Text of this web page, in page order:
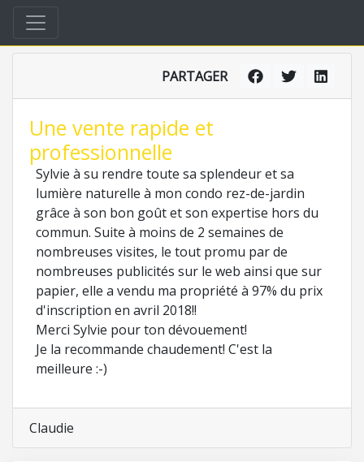
PARTAGER
Une vente rapide et
professionnelle
Sylvie à su rendre toute sa splendeur et sa
lumière naturelle à mon condo rez-de-jardin
grâce à son bon goût et son expertise hors du
commun. Suite à moins de 2 semaines de
nombreuses visites, le tout promu par de
nombreuses publicités sur le web ainsi que sur
papier, elle a vendu ma propriété à 97% du prix
d'inscription en avril 2018!!
Merci Sylvie pour ton dévouement!
Je la recommande chaudement! C'est la
meilleure :-)
Claudie